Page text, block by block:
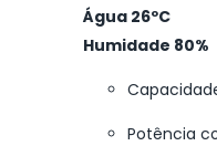
Água 26ºC
Humidade 80%
Potência